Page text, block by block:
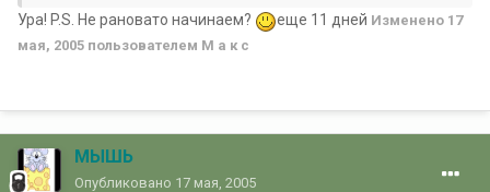
Ура! P.S. Не рановато начинаем? еще 11 дней Изменено 17
мая, 2005 пользователем М а к с
МЫШЬ
Опубликовано 17 мая, 2005